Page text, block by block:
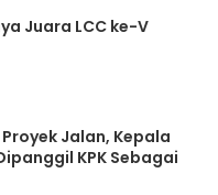
Juara LCC ke-V
Jalan, Kepala
KPK Sebagai